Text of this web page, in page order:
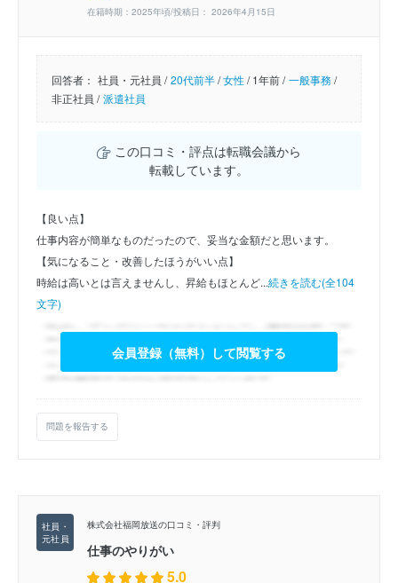
在籍時期：2025年頃/投稿日： 2026年4月15日
回答者： 社員・元社員 / 20代前半/女性/1年前 / 一般事務/
非正社員 / 派遣社員
この口コミ・評点は転職会議から
転載しています。
【良い点】
仕事内容が簡単なものだったので、妥当な金額だと思います。
【気になること・改善したほうがいい点】
時給は高いとは言えませんし、昇給もほとんど...続きを読む(全104
文字)
会員登録（無料）して閲覧する
問題を報告する
株式会社福岡放送の口コミ・評判
仕事のやりがい
5.0